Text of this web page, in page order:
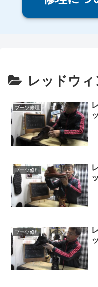
レッドウ
ブーツ修理
ブーツ修理
ブーツ修理